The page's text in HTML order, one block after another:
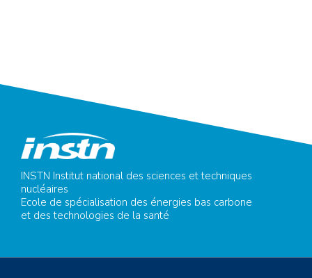
INSTN Institut national des sciences et techniques
nucléaires
Ecole de spécialisation des énergies bas carbone
et des technologies de la santé